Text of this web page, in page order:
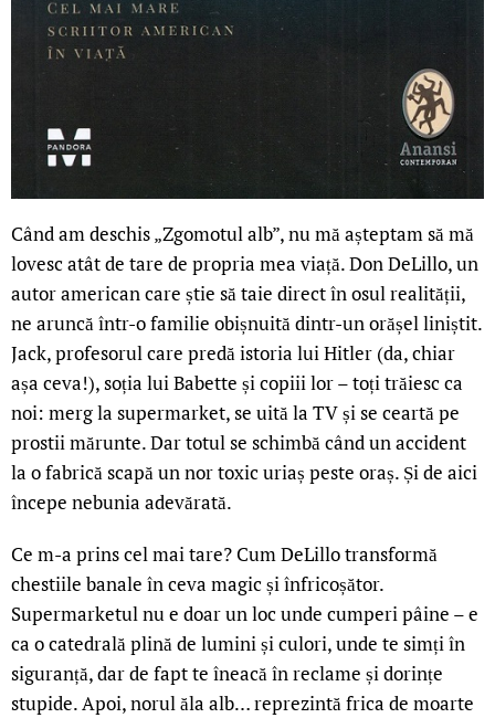
Când am deschis „Zgomotul alb”, nu mă așteptam să mă
lovesc atât de tare de propria mea viață. Don DeLillo, un
autor american care știe să taie direct în osul realității,
ne aruncă într-o familie obișnuită dintr-un orășel liniștit.
Jack, profesorul care predă istoria lui Hitler (da, chiar
așa ceva!), soția lui Babette și copiii lor – toți trăiesc ca
noi: merg la supermarket, se uită la TV și se ceartă pe
prostii mărunte. Dar totul se schimbă când un accident
la o fabrică scapă un nor toxic uriaș peste oraș. Și de aici
începe nebunia adevărată.
Ce m-a prins cel mai tare? Cum DeLillo transformă
chestiile banale în ceva magic și înfricoșător.
Supermarketul nu e doar un loc unde cumperi pâine – e
ca o catedrală plină de lumini și culori, unde te simți în
siguranță, dar de fapt te îneacă în reclame și dorințe
stupide. Apoi, norul ăla alb… reprezintă frica de moarte